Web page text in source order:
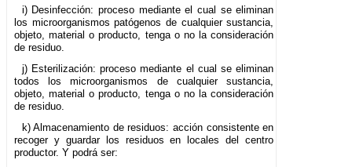
i) Desinfección: proceso mediante el cual se eliminan
los microorganismos patógenos de cualquier sustancia,
objeto, material o producto, tenga o no la consideración
de residuo.
j) Esterilización: proceso mediante el cual se eliminan
todos los microorganismos de cualquier sustancia,
objeto, material o producto, tenga o no la consideración
de residuo.
k) Almacenamiento de residuos: acción consistente en
recoger y guardar los residuos en locales del centro
productor. Y podrá ser: